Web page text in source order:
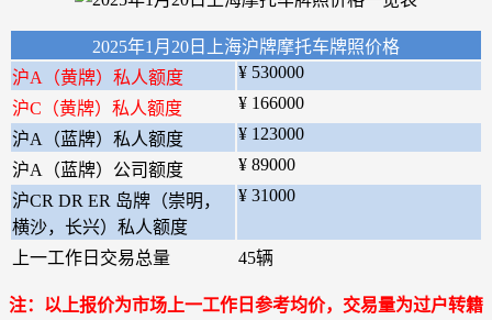
2025年1月20日上海沪牌摩托车牌照价格
沪A（黄牌）私人额度
¥ 530000
沪C（黄牌）私人额度
¥ 166000
沪A（蓝牌）私人额度
¥ 123000
沪A（蓝牌）公司额度
¥ 89000
沪CR DR ER 岛牌（崇明，
横沙，长兴）私人额度
¥ 31000
上一工作日交易总量 45辆
注：以上报价为市场上一工作日参考均价，交易量为过户转籍